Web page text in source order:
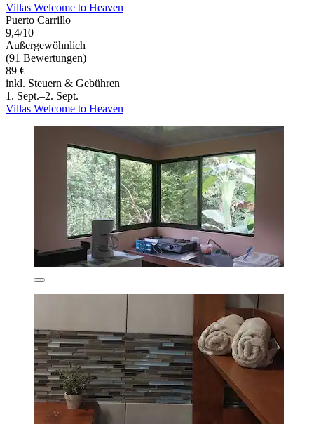
Villas Welcome to Heaven
Puerto Carrillo
9,4/10
Außergewöhnlich
(91 Bewertungen)
89 €
inkl. Steuern & Gebühren
1. Sept.–2. Sept.
Villas Welcome to Heaven